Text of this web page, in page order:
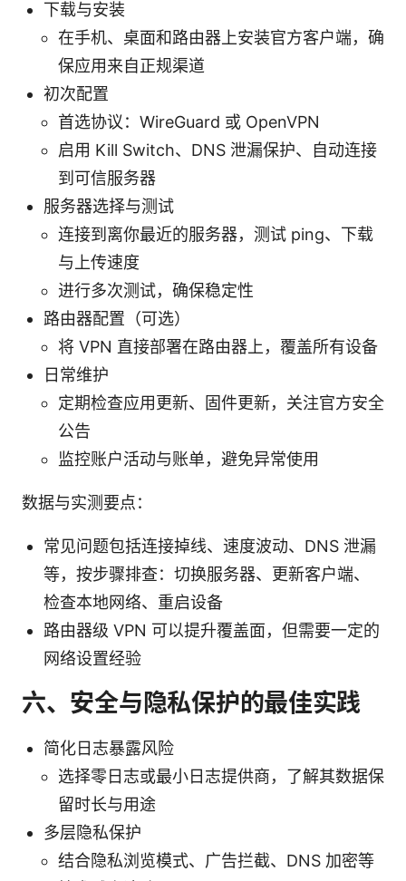
下载与安装
在手机、桌面和路由器上安装官方客户端，确
保应用来自正规渠道
初次配置
首选协议：WireGuard 或 OpenVPN
启用 Kill Switch、DNS 泄漏保护、自动连接
到可信服务器
服务器选择与测试
连接到离你最近的服务器，测试 ping、下载
与上传速度
进行多次测试，确保稳定性
路由器配置（可选）
将 VPN 直接部署在路由器上，覆盖所有设备
日常维护
定期检查应用更新、固件更新，关注官方安全
公告
监控账户活动与账单，避免异常使用
数据与实测要点：
常见问题包括连接掉线、速度波动、DNS 泄漏
等，按步骤排查：切换服务器、更新客户端、
检查本地网络、重启设备
路由器级 VPN 可以提升覆盖面，但需要一定的
网络设置经验
六、安全与隐私保护的最佳实践
简化日志暴露风险
选择零日志或最小日志提供商，了解其数据保
留时长与用途
多层隐私保护
结合隐私浏览模式、广告拦截、DNS 加密等